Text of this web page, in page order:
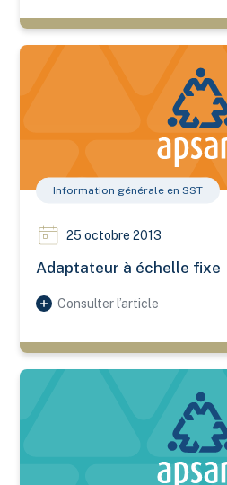
Adaptateur à échelle fixe
Information générale en SST
25 octobre 2013
Adaptateur à échelle fixe
Consulter l’article
Protecteur à tour vertical